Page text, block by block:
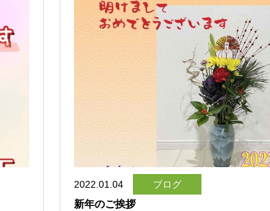
2022.01.04 ブログ
新年のご挨拶